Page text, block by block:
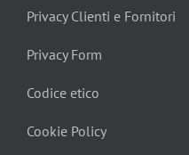
Privacy Clienti e Fornitori
Privacy Form
Codice etico
Cookie Policy